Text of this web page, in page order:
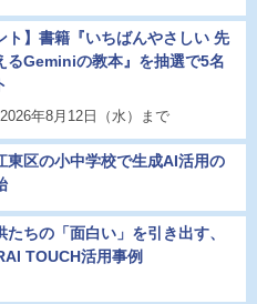
ト】書籍『いちばんやさしい 先
るGeminiの教本』を抽選で5名
年8月12日（水）まで
東区の小中学校で生成AI活用の
たちの「面白い」を引き出す、
TOUCH活用事例